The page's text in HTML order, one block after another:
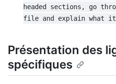
headed sections, go
file and explain what
Présentation des
spécifiques